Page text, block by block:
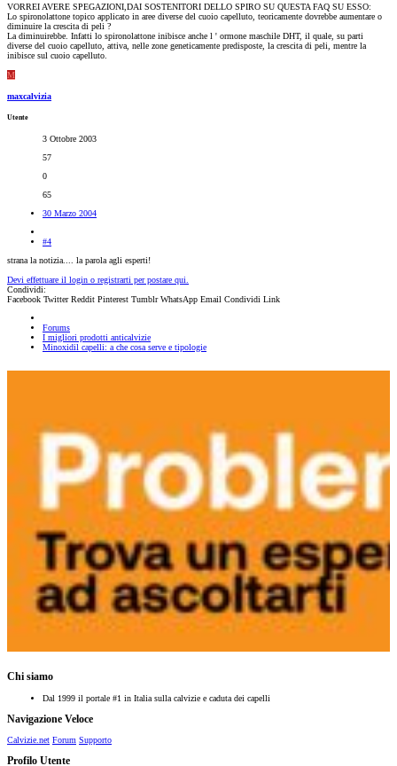
VORREI AVERE SPEGAZIONI,DAI SOSTENITORI DELLO SPIRO SU QUESTA FAQ SU ESSO:
Lo spironolattone topico applicato in aree diverse del cuoio capelluto, teoricamente dovrebbe aumentare o
diminuire la crescita di peli ?
La diminuirebbe. Infatti lo spironolattone inibisce anche l ' ormone maschile DHT, il quale, su parti
diverse del cuoio capelluto, attiva, nelle zone geneticamente predisposte, la crescita di peli, mentre la
inibisce sul cuoio capelluto.
M
maxcalvizia
Utente
3 Ottobre 2003
57
0
65
30 Marzo 2004
#4
strana la notizia.... la parola agli esperti!
Devi effettuare il login o registrarti per postare qui.
Condividi:
Facebook Twitter Reddit Pinterest Tumblr WhatsApp Email Condividi Link
Forums
I migliori prodotti anticalvizie
Minoxidil capelli: a che cosa serve e tipologie
Chi siamo
Dal 1999 il portale #1 in Italia sulla calvizie e caduta dei capelli
Navigazione Veloce
Calvizie.net Forum Supporto
Profilo Utente